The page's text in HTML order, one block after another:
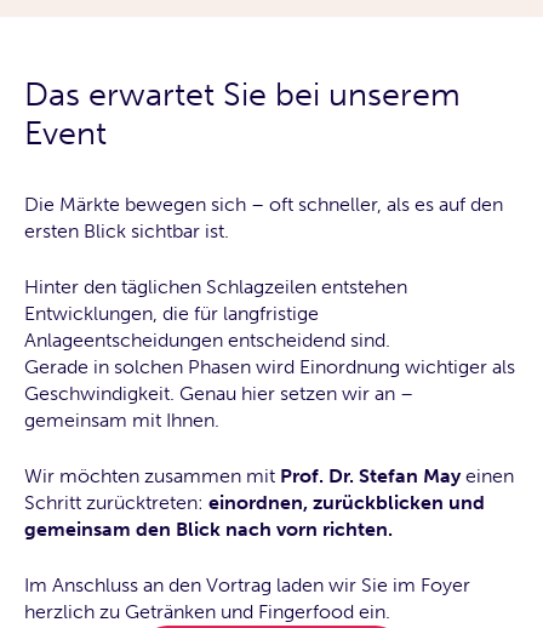
Das erwartet Sie bei unserem
Event
Die Märkte bewegen sich – oft schneller, als es auf den
ersten Blick sichtbar ist.
Hinter den täglichen Schlagzeilen entstehen
Entwicklungen, die für langfristige
Anlageentscheidungen entscheidend sind.
Gerade in solchen Phasen wird Einordnung wichtiger als
Geschwindigkeit. Genau hier setzen wir an –
gemeinsam mit Ihnen.
Wir möchten zusammen mit Prof. Dr. Stefan Mayeinen
Schritt zurücktreten: einordnen, zurückblicken und
gemeinsam den Blick nach vorn richten.
Im Anschluss an den Vortrag laden wir Sie im Foyer
herzlich zu Getränken und Fingerfood ein.